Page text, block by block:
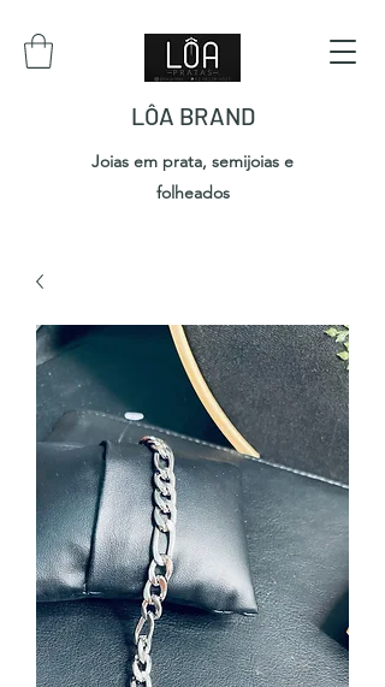
LÔA BRAND
Joias em prata, semijoias e
folheados